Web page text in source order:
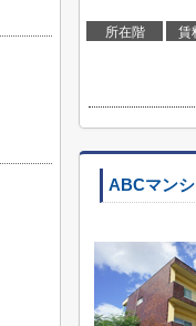
所在階 賃
ABCマン